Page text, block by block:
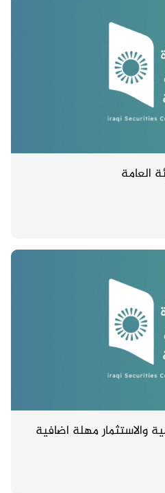
العامة
والاستثمار مهلة اضافية